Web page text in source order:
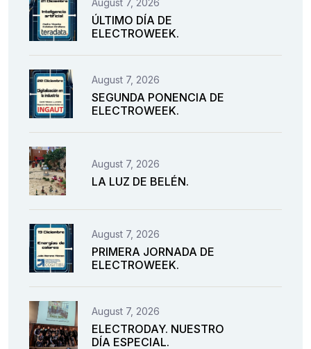
August 7, 2026
ÚLTIMO DÍA DE
ELECTROWEEK.
August 7, 2026
SEGUNDA PONENCIA DE
ELECTROWEEK.
August 7, 2026
LA LUZ DE BELÉN.
August 7, 2026
PRIMERA JORNADA DE
ELECTROWEEK.
August 7, 2026
ELECTRODAY. NUESTRO
DÍA ESPECIAL.